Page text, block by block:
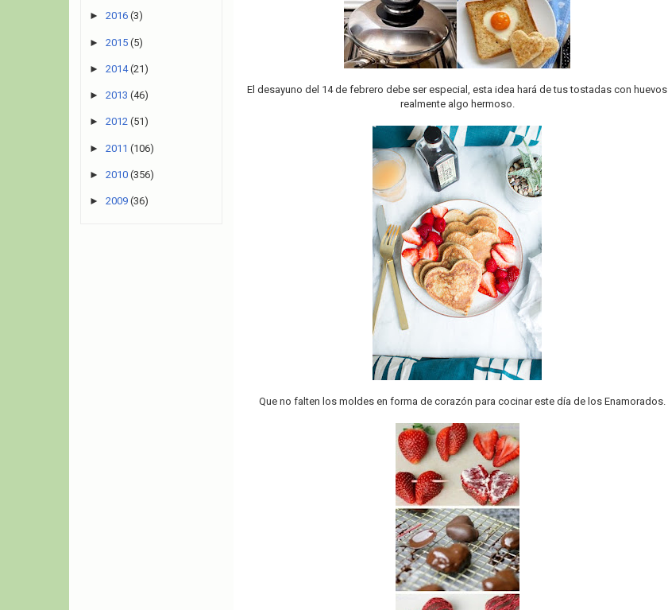
El desayuno del 14 de febrero debe ser especial, esta idea hará de tus tostadas con huevos
realmente algo hermoso.
Que no falten los moldes en forma de corazón para cocinar este día de los Enamorados.
► 2016 (3)
► 2015 (5)
► 2014 (21)
► 2013 (46)
► 2012 (51)
► 2011 (106)
► 2010 (356)
► 2009 (36)